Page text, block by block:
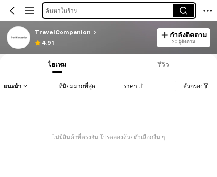
ค้นหาในร้าน
TravelCompanion
4.91
กำลังติดตาม
20 ผู้ติดตาม
ไอเทม รีวิว
แนะนำ ที่นิยมมากที่สุด ราคา ตัวกรอง
ไม่มีสินค้าที่ตรงกัน โปรดลองด้วยตัวเลือกอื่น ๆ